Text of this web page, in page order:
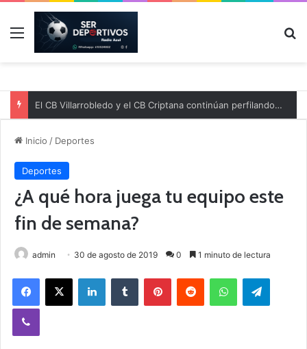
Menú
El CB Villarrobledo y el CB Criptana continúan perfilando sus plantillas
Inicio / Deportes
Deportes
¿A qué hora juega tu equipo este
fin de semana?
admin 30 de agosto de 2019 0 1 minuto de lectura